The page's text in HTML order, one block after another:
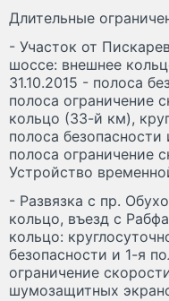
Длительные
- Участок от
шоссе: внешнее
31.10.2015 - полоса
полоса ограничение
кольцо (33-й км),
полоса
полоса ограничение
Устройство
- Развязка с пр.
кольцо, въезд с
кольцо:
безопасности и 1-я
ограничение
шумозащитных